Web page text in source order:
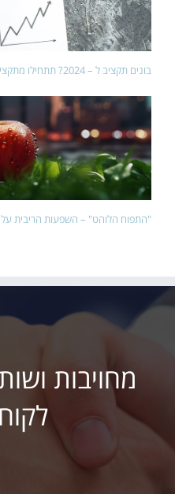
בונים תקציב ל – 2024? תתחילו מתקציב ותזרים חירום ל – 2023
"התפוח הלוהט" – השפעות הריבית על
מחויבות